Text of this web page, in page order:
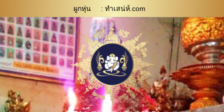
ผูกหุ่น : ทําเสน่ห์.com